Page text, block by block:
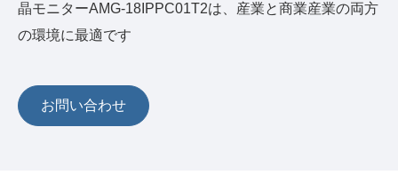
晶モニターAMG-18IPPC01T2は、産業と商業産業の両方
の環境に最適です
お問い合わせ